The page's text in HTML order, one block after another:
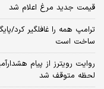
قیمت جدید مرغ اعلام شد
ترامپ همه را غافلگیر کرد/
ساخت است
روایت رویترز از پیام
لحظه متوقف شد